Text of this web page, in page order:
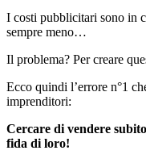
I costi pubblicitari sono in
sempre meno…
Il problema? Per creare
Ecco quindi l’errore n°1
imprenditori:
Cercare di vendere
fida di loro!